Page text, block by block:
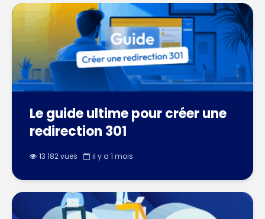
Le guide ultime pour créer une
redirection 301
13 182 vues il y a 1 mois